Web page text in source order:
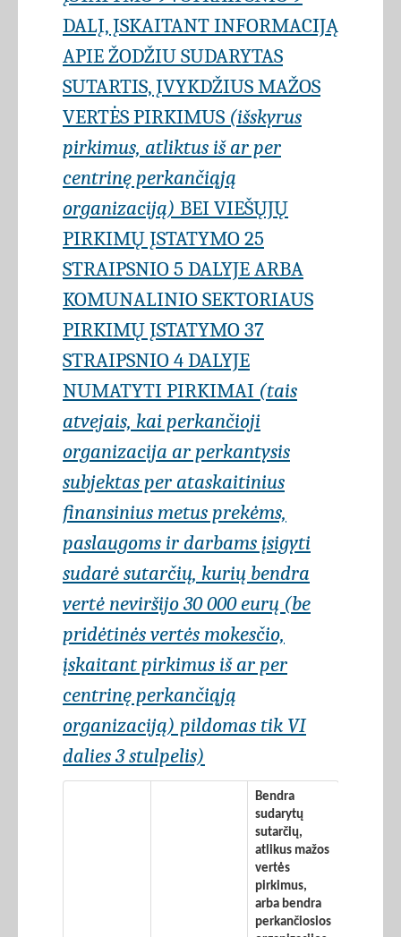
DALĮ, ĮSKAITANT INFORMACIJĄ
APIE ŽODŽIU SUDARYTAS
SUTARTIS, ĮVYKDŽIUS MAŽOS
VERTĖS PIRKIMUS (išskyrus
pirkimus, atliktus iš ar per
centrinę perkančiąją
organizaciją) BEI VIEŠŲJŲ
PIRKIMŲ ĮSTATYMO 25
STRAIPSNIO 5 DALYJE ARBA
KOMUNALINIO SEKTORIAUS
PIRKIMŲ ĮSTATYMO 37
STRAIPSNIO 4 DALYJE
NUMATYTI PIRKIMAI (tais
atvejais, kai perkančioji
organizacija ar perkantysis
subjektas per ataskaitinius
finansinius metus prekėms,
paslaugoms ir darbams įsigyti
sudarė sutarčių, kurių bendra
vertė neviršijo 30 000 eurų (be
pridėtinės vertės mokesčio,
įskaitant pirkimus iš ar per
centrinę perkančiąją
organizaciją) pildomas tik VI
dalies 3 stulpelis)
Bendra
sudarytų
sutarčių,
atlikus mažos
vertės
pirkimus,
arba bendra
perkančiosios